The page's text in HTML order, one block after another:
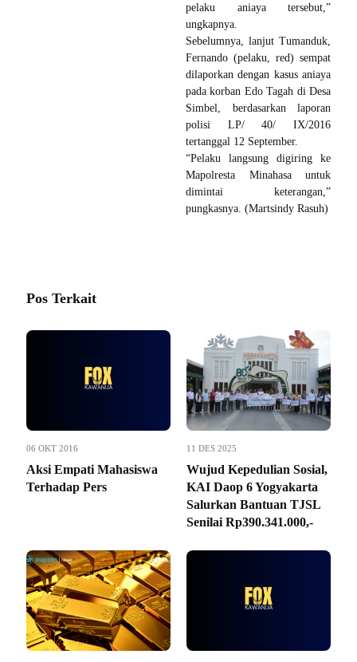
pelaku aniaya tersebut,”
ungkapnya.
Sebelumnya, lanjut Tumanduk,
Fernando (pelaku, red) sempat
dilaporkan dengan kasus aniaya
pada korban Edo Tagah di Desa
Simbel, berdasarkan laporan
polisi LP/ 40/ IX/2016
tertanggal 12 September.
“Pelaku langsung digiring ke
Mapolresta Minahasa untuk
dimintai keterangan,”
pungkasnya. (Martsindy Rasuh)
Pos Terkait
06 OKT 2016
Aksi Empati Mahasiswa
Terhadap Pers
11 DES 2025
Wujud Kepedulian Sosial,
KAI Daop 6 Yogyakarta
Salurkan Bantuan TJSL
Senilai Rp390.341.000,-